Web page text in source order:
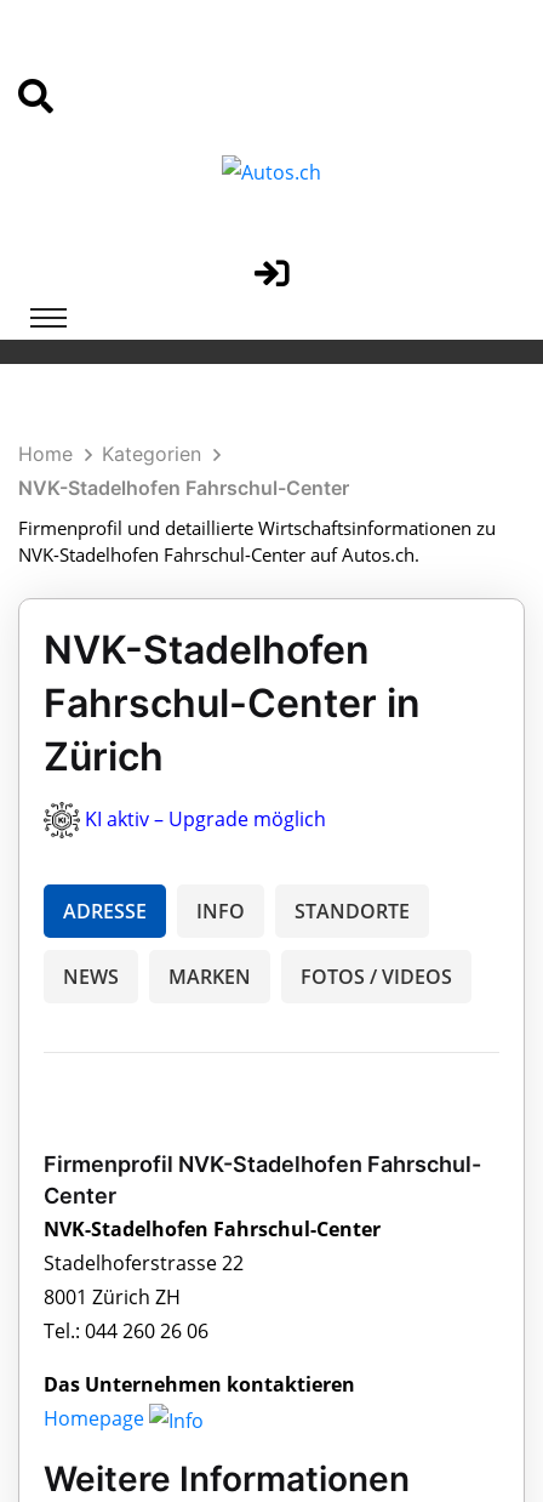
Home
Kategorien
NVK-Stadelhofen Fahrschul-Center
Firmenprofil und detaillierte Wirtschaftsinformationen zu
NVK-Stadelhofen Fahrschul-Center auf Autos.ch.
NVK-Stadelhofen
Fahrschul-Center in
Zürich
KI aktiv – Upgrade möglich
ADRESSE INFO STANDORTE
NEWS MARKEN FOTOS / VIDEOS
Firmenprofil NVK-Stadelhofen Fahrschul-
Center
NVK-Stadelhofen Fahrschul-Center
Stadelhoferstrasse 22
8001 Zürich ZH
Tel.: 044 260 26 06
Das Unternehmen kontaktieren
Homepage
Weitere Informationen